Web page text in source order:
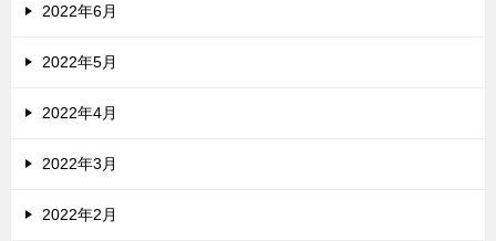
2022年6月
2022年5月
2022年4月
2022年3月
2022年2月